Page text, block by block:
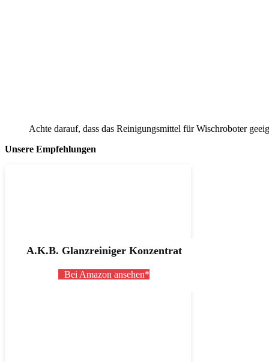
Achte darauf, dass das Reinigungsmittel für Wischroboter
Unsere Empfehlungen
A.K.B. Glanzreiniger Konzentrat
Bei Amazon ansehen*